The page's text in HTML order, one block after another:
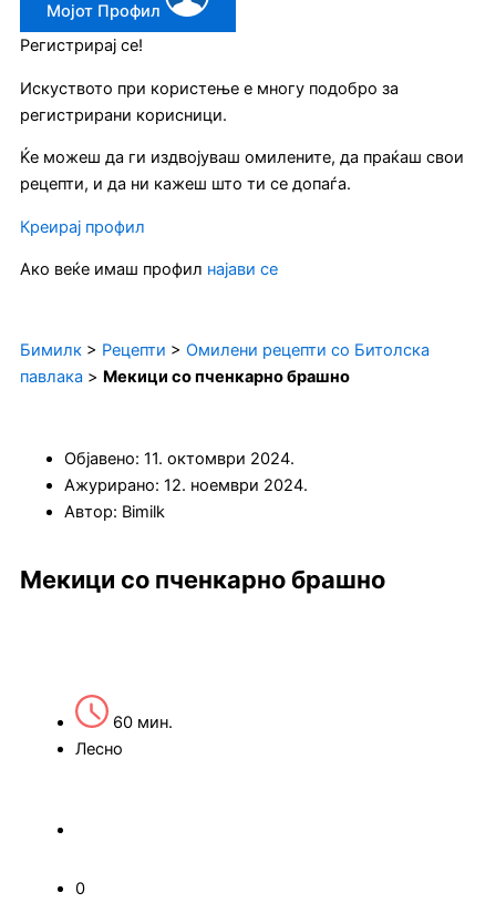
Мојот Профил
Регистрирај се!
Искуството при користење е многу подобро за
регистрирани корисници.
Ќе можеш да ги издвојуваш омилените, да праќаш свои
рецепти, и да ни кажеш што ти се допаѓа.
Креирај профил
Ако веќе имаш профил најави се
Бимилк > Рецепти > Омилени рецепти со Битолска
павлака > Мекици со пченкарно брашно
Објавено: 11. октомври 2024.
Ажурирано: 12. ноември 2024.
Автор: Bimilk
Мекици со пченкарно брашно
60 мин.
Лесно
0